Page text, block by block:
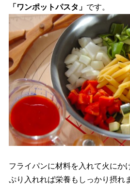
「ワンポットパスタ」 です。
フライパンに材料を入れて火にか
ぷり入れれば栄養もしっかり摂れ